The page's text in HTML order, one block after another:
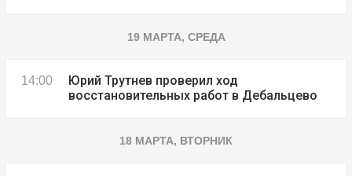
19 МАРТА, СРЕДА
14:00
Юрий Трутнев проверил ход
восстановительных работ в Дебальцево
18 МАРТА, ВТОРНИК